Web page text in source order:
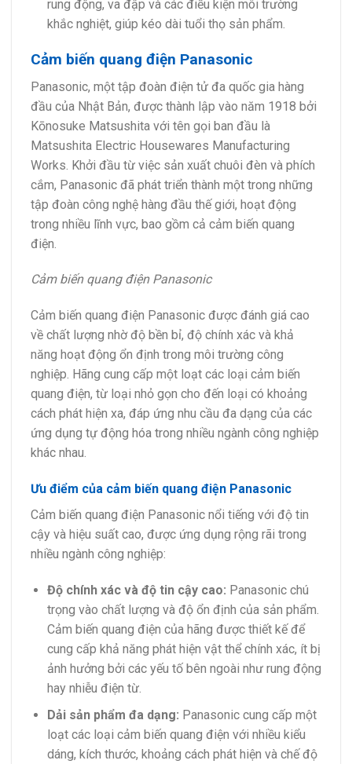
rung động, va đập và các điều kiện môi trường
khắc nghiệt, giúp kéo dài tuổi thọ sản phẩm.
Cảm biến quang điện Panasonic
Panasonic, một tập đoàn điện tử đa quốc gia hàng
đầu của Nhật Bản, được thành lập vào năm 1918 bởi
Kōnosuke Matsushita với tên gọi ban đầu là
Matsushita Electric Housewares Manufacturing
Works. Khởi đầu từ việc sản xuất chuôi đèn và phích
cắm, Panasonic đã phát triển thành một trong những
tập đoàn công nghệ hàng đầu thế giới, hoạt động
trong nhiều lĩnh vực, bao gồm cả cảm biến quang
điện.
Cảm biến quang điện Panasonic
Cảm biến quang điện Panasonic được đánh giá cao
về chất lượng nhờ độ bền bỉ, độ chính xác và khả
năng hoạt động ổn định trong môi trường công
nghiệp. Hãng cung cấp một loạt các loại cảm biến
quang điện, từ loại nhỏ gọn cho đến loại có khoảng
cách phát hiện xa, đáp ứng nhu cầu đa dạng của các
ứng dụng tự động hóa trong nhiều ngành công nghiệp
khác nhau.
Ưu điểm của cảm biến quang điện Panasonic
Cảm biến quang điện Panasonic nổi tiếng với độ tin
cậy và hiệu suất cao, được ứng dụng rộng rãi trong
nhiều ngành công nghiệp:
Độ chính xác và độ tin cậy cao: Panasonic chú
trọng vào chất lượng và độ ổn định của sản phẩm.
Cảm biến quang điện của hãng được thiết kế để
cung cấp khả năng phát hiện vật thể chính xác, ít bị
ảnh hưởng bởi các yếu tố bên ngoài như rung động
hay nhiễu điện từ.
Dải sản phẩm đa dạng: Panasonic cung cấp một
loạt các loại cảm biến quang điện với nhiều kiểu
dáng, kích thước, khoảng cách phát hiện và chế độ